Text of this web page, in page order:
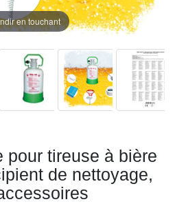
en touchant
pour tireuse à bière
de nettoyage,